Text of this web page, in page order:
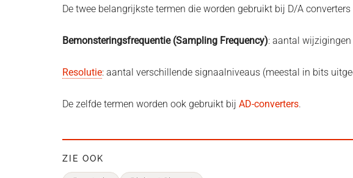
De twee belangrijkste termen die worden gebruikt bij D/A converters
Bemonsteringsfrequentie (Sampling Frequency): aantal
Resolutie: aantal verschillende signaalniveaus (meestal in bits
De zelfde termen worden ook gebruikt bij AD-converters.
ZIE OOK